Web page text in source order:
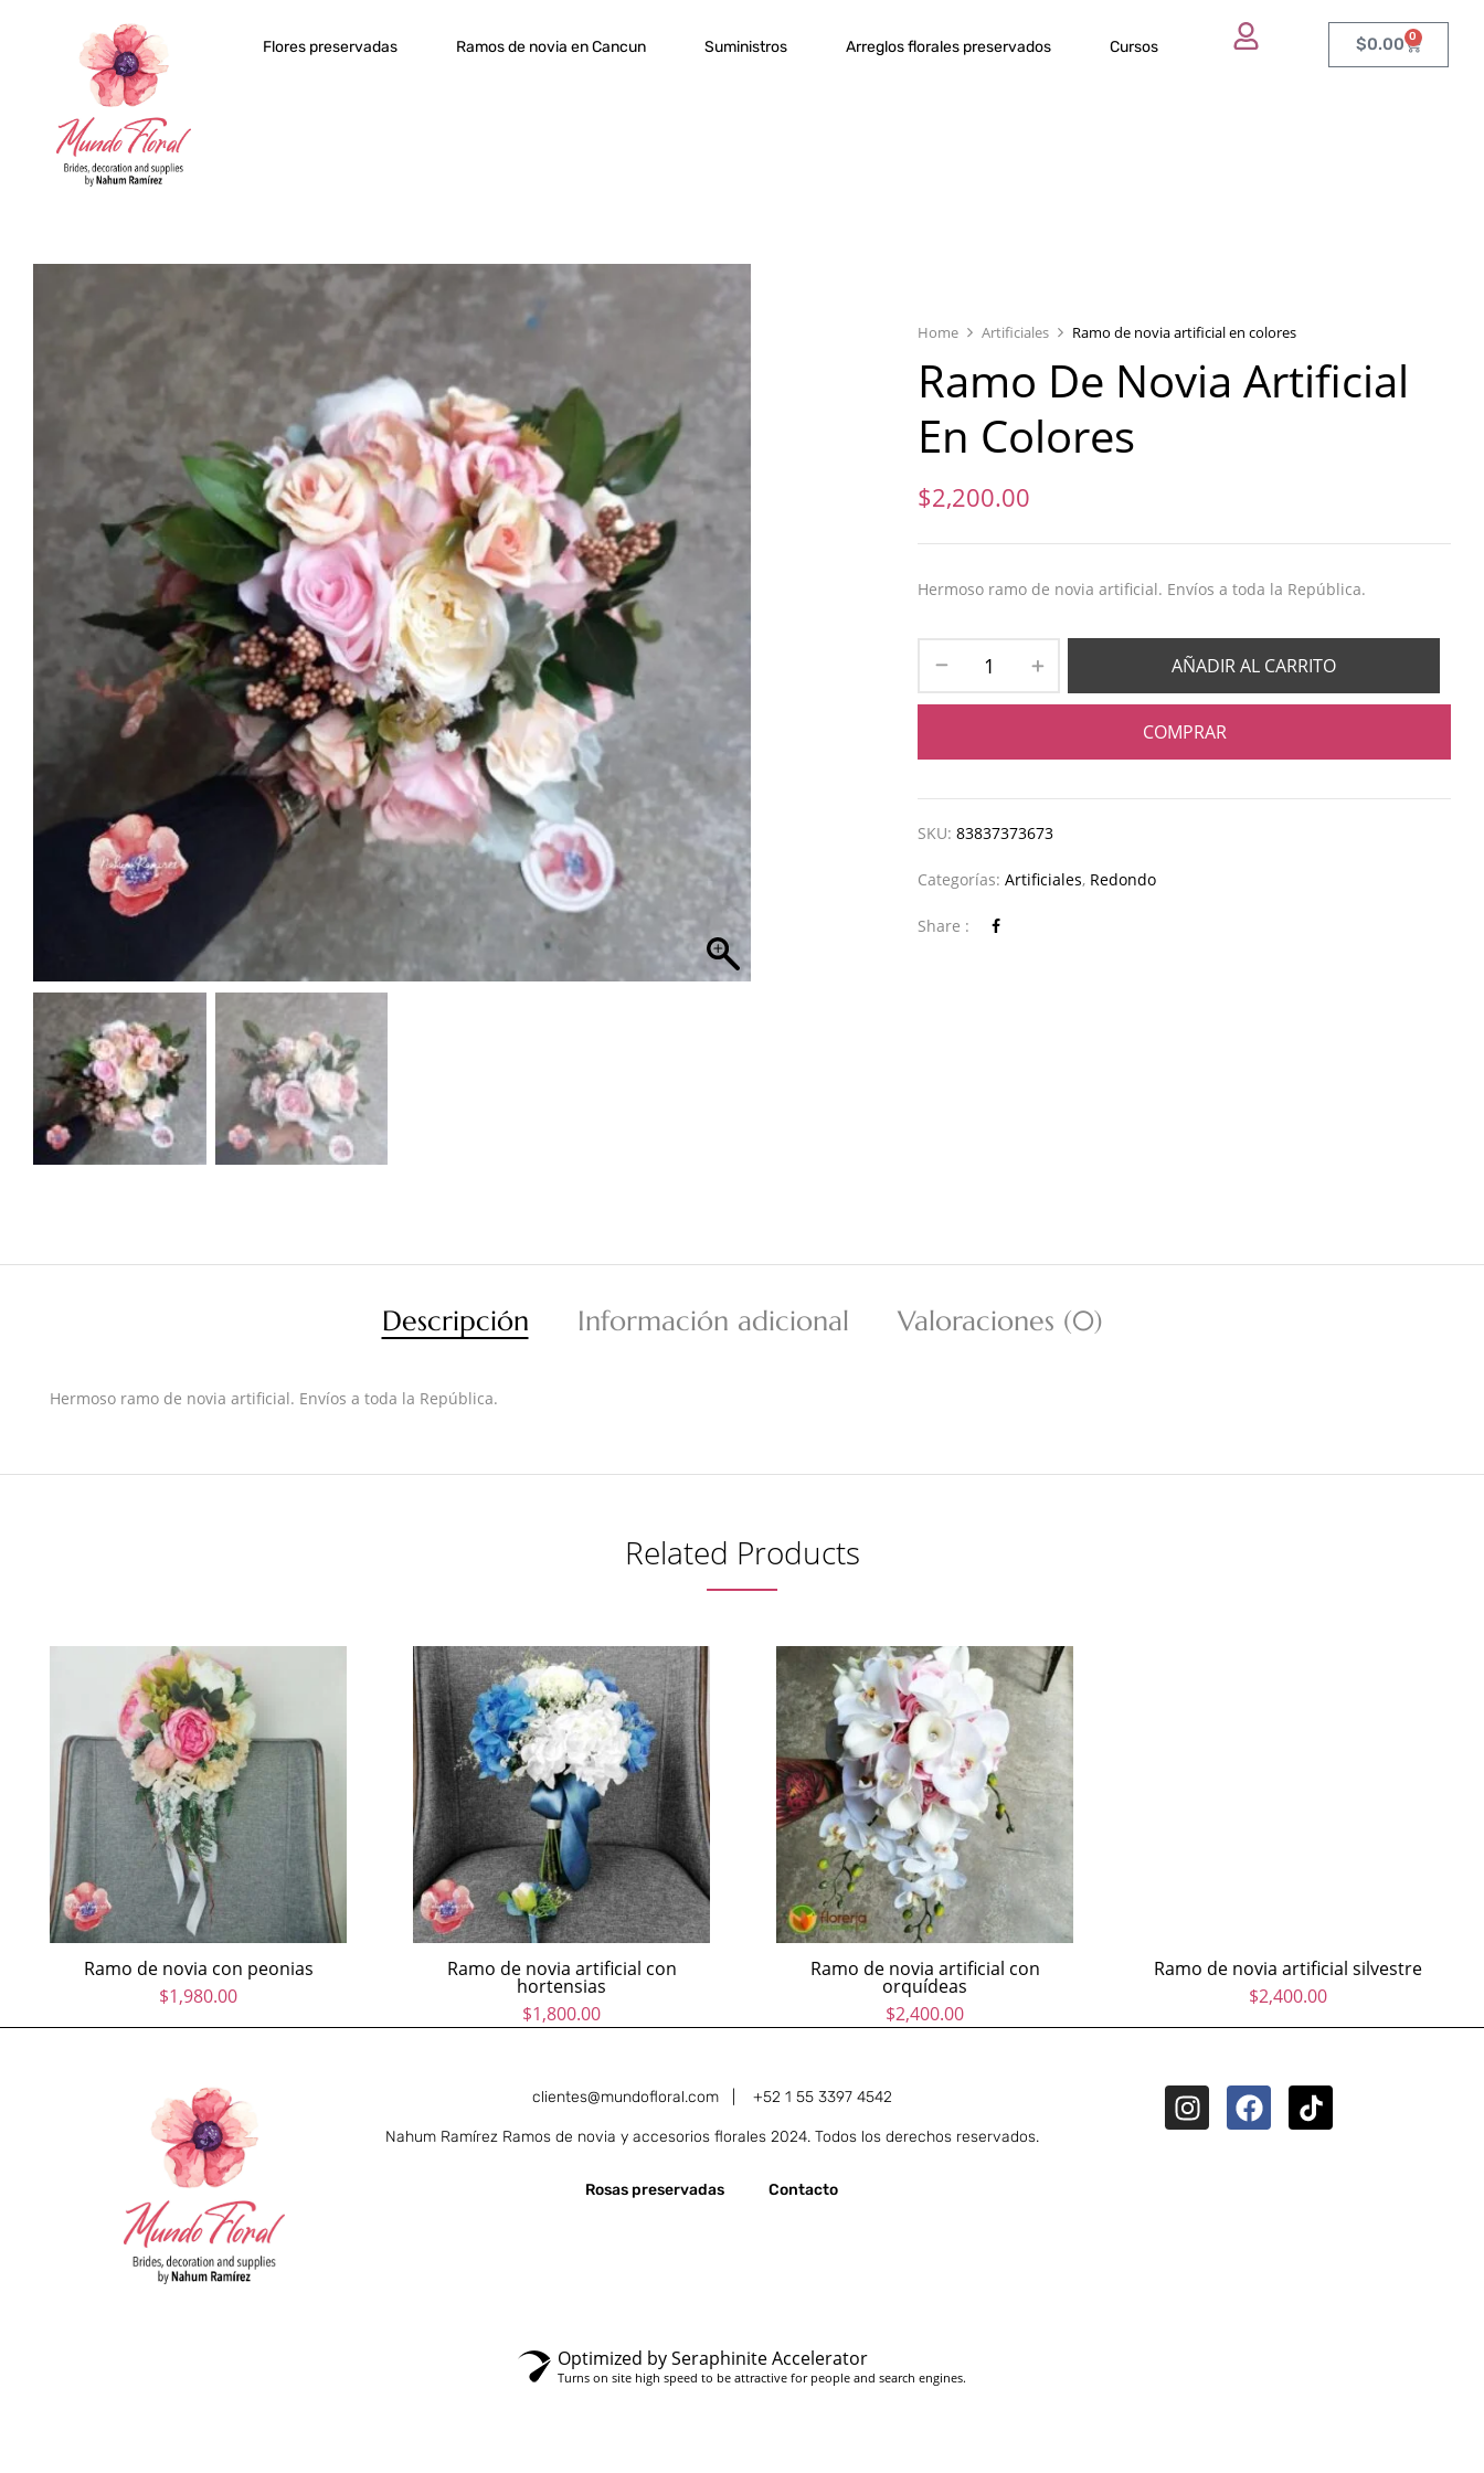
Flores preservadas Ramos de novia en Cancun Suministros Arreglos florales preservados Cursos $0.00 0
Home Artificiales Ramo de novia artificial en colores
Ramo De Novia Artificial
En Colores
$2,200.00
Hermoso ramo de novia artificial. Envíos a toda la República.
AÑADIR AL CARRITO
COMPRAR
SKU:83837373673
Categorías:Artificiales, Redondo
Share :
Descripción Información adicional Valoraciones (0)
Hermoso ramo de novia artificial. Envíos a toda la República.
Related Products
Ramo de novia con peonias
$1,980.00
Ramo de novia artificial con
hortensias
$1,800.00
Ramo de novia artificial con
orquídeas
$2,400.00
Ramo de novia artificial silvestre
$2,400.00
clientes@mundofloral.com | +52 1 55 3397 4542
Nahum Ramírez Ramos de novia y accesorios florales 2024. Todos los derechos reservados.
Rosas preservadas Contacto
Optimized by Seraphinite Accelerator
Turns on site high speed to be attractive for people and search engines.